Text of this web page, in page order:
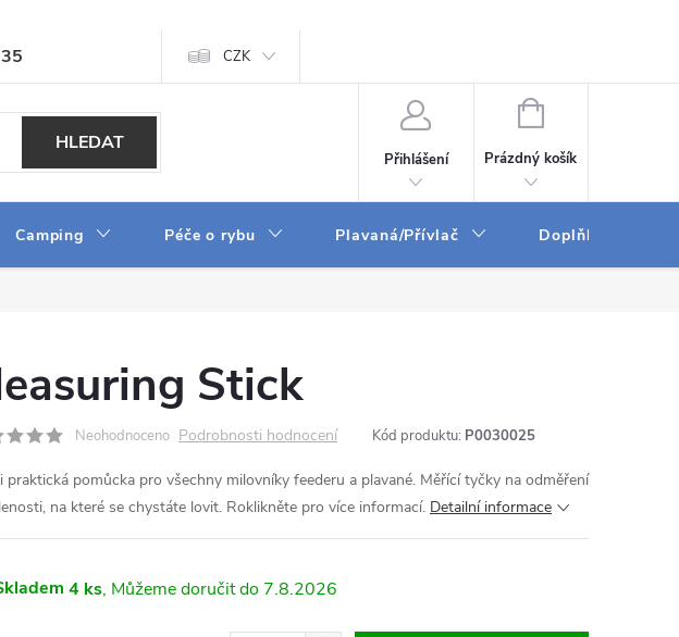
Velkoobchod Napište nám Zpracování osobních údajů
CZK
HLEDAT
Přihlášení
NÁKUPNÍ
Prázdný košík
Camping Péče o rybu Plavaná/Přívlač Doplňky a
Stick
Neohodnoceno Podrobnosti hodnocení Kód produktu: P0030025
praktická pomůcka pro všechny milovníky feederu a plavané. Měřící tyčky na odměření
na které se chystáte lovit. Roklikněte pro více informací. Detailní informace
4 ks 7.8.2026